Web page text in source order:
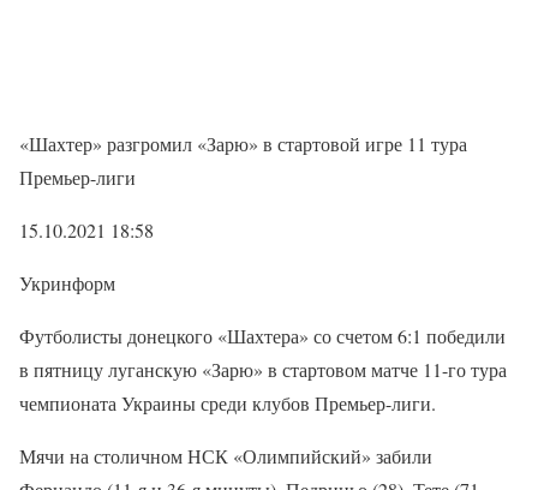
«Шахтер» разгромил «Зарю» в стартовой игре 11 тура
Премьер-лиги
15.10.2021 18:58
Укринформ
Футболисты донецкого «Шахтера» со счетом 6:1 победили
в пятницу луганскую «Зарю» в стартовом матче 11-го тура
чемпионата Украины среди клубов Премьер-лиги.
Мячи на столичном НСК «Олимпийский» забили